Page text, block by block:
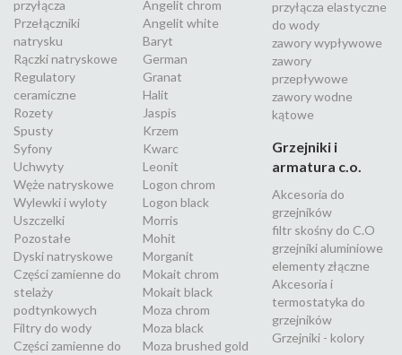
przyłącza
Przełączniki
natrysku
Rączki natryskowe
Regulatory
ceramiczne
Rozety
Spusty
Syfony
Uchwyty
Węże natryskowe
Wylewki i wyloty
Uszczelki
Pozostałe
Dyski natryskowe
Części zamienne do
stelaży
podtynkowych
Filtry do wody
Części zamienne do
Angelit chrom
Angelit white
Baryt
German
Granat
Halit
Jaspis
Krzem
Kwarc
Leonit
Logon chrom
Logon black
Morris
Mohit
Morganit
Mokait chrom
Mokait black
Moza chrom
Moza black
Moza brushed gold
przyłącza elastyczne
do wody
zawory wypływowe
zawory
przepływowe
zawory wodne
kątowe
Grzejniki i
armatura c.o.
Akcesoria do
grzejników
filtr skośny do C.O
grzejniki aluminiowe
elementy złączne
Akcesoria i
termostatyka do
grzejników
Grzejniki - kolory